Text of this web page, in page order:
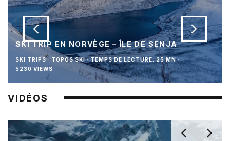
SKI TRIP EN NORVÈGE – ÎLE DE SENJA
SKI TRIPS TOPOS SKI · TEMPS DE LECTURE: 25 MN ·
5230 VIEWS
VIDÉOS